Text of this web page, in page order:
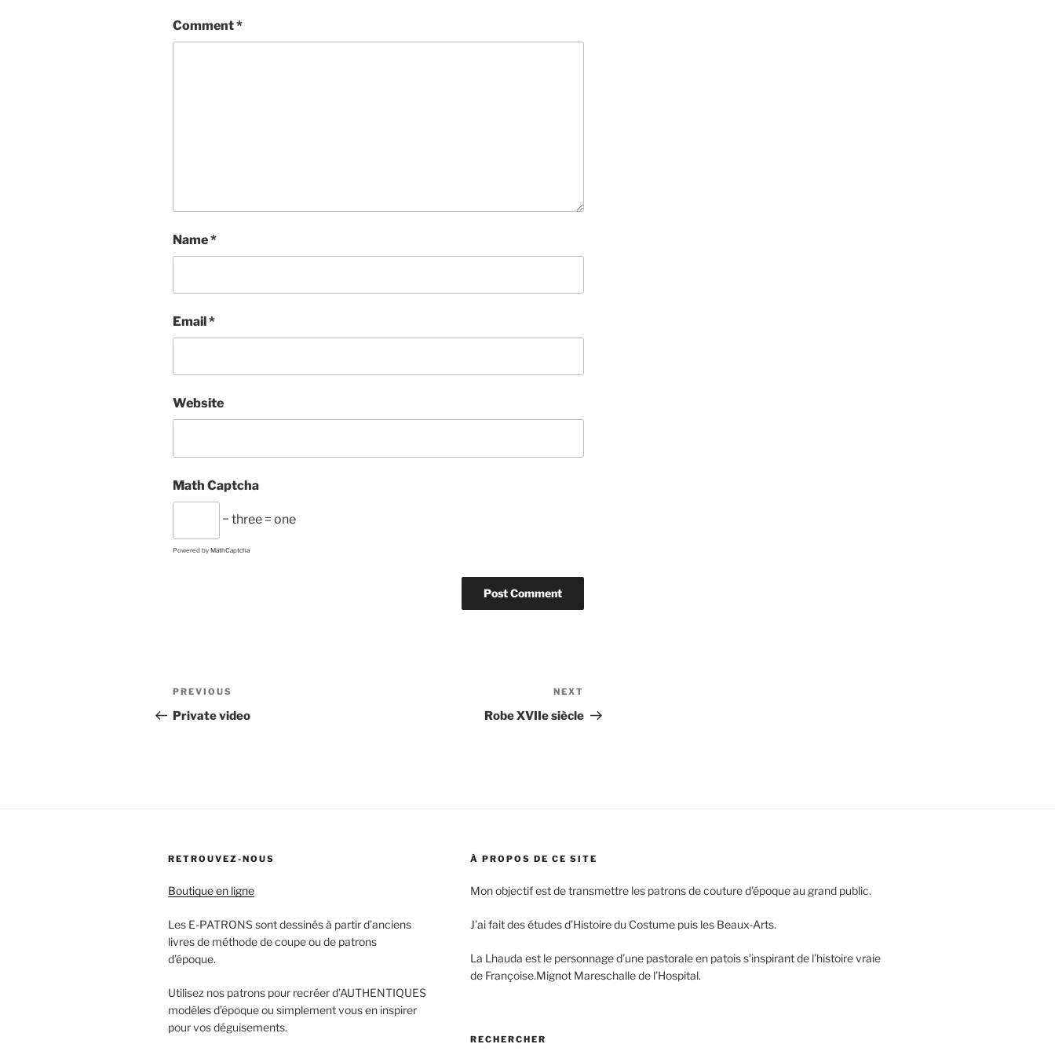
Comment*
Name*
Email*
Website
Math Captcha
− three = one
Powered by MathCaptcha
e
r
Post
navigation
Previous
Post
PREVIOUS
Private video
Post
NEXT
Robe XVIIe siècle
RETROUVEZ-NOUS
Boutique en ligne
Les E-PATRONS sont dessinés à partir d’anciens
livres de méthode de coupe ou de patrons
d’époque.
Utilisez nos patrons pour recréer d’AUTHENTIQUES
modèles d’époque ou simplement vous en inspirer
pour vos déguisements.
À PROPOS DE CE SITE
Mon objectif est de transmettre les patrons de couture d’époque au grand public.
J’ai fait des études d’Histoire du Costume puis les Beaux-Arts.
La Lhauda est le personnage d’une pastorale en patois s’inspirant de l’histoire vraie
de Françoise.Mignot Mareschalle de l’Hospital.
RECHERCHER